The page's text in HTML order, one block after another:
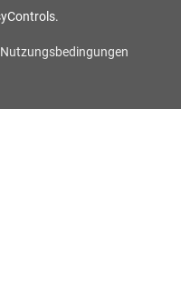
Nutzungsbedingungen